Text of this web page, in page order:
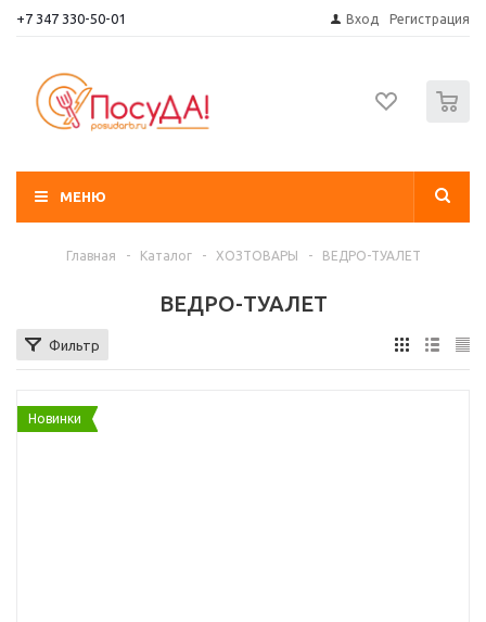
+7 347 330-50-01 Вход Регистрация
МЕНЮ
Главная - Каталог - ХОЗТОВАРЫ - ВЕДРО-ТУАЛЕТ
ВЕДРО-ТУАЛЕТ
Фильтр
Новинки